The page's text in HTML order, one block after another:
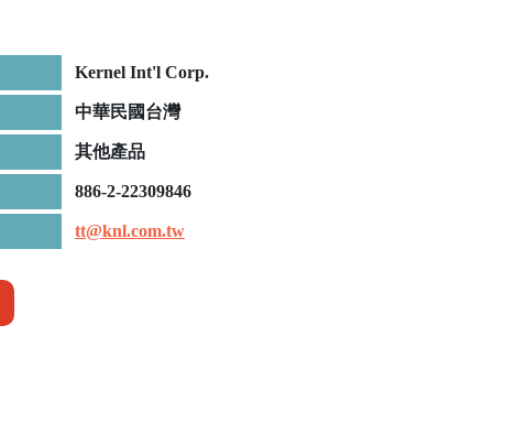
Kernel Int'l Corp.
中華民國台灣
其他產品
886-2-22309846
tt@knl.com.tw